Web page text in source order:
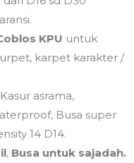
KPU untuk
karpet karakter /
asrama,
Busa super
14 D14.
, Busa untuk sajadah.